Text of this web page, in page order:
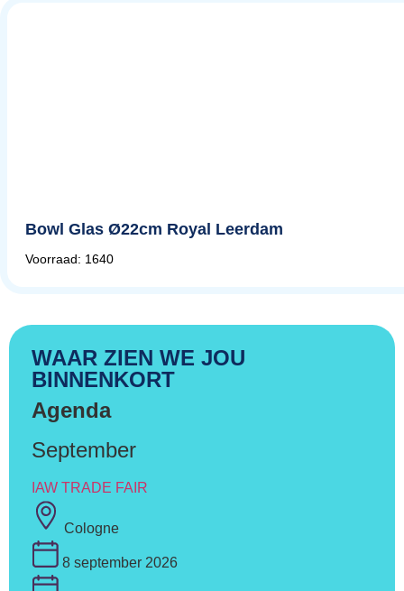
Bowl Glas Ø22cm Royal Leerdam
Voorraad: 1640
WAAR ZIEN WE JOU
BINNENKORT
Agenda
September
IAW TRADE FAIR
Cologne
8 september 2026